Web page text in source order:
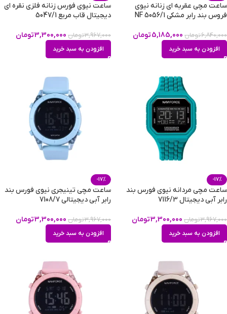
ساعت مچی عقربه ای زنانه نیوی
فروس بند رابر مشکی NF 5056/1
6,840,000تومان 5,185,000تومان
افزودن به سبد خرید
ساعت نیوی فورس زنانه فلزی نقره ای
دیجیتال قاب مربع 5047/1
3,967,000تومان 3,300,000تومان
افزودن به سبد خرید
-17%
ساعت مچی مردانه نیوی فورس بند
رابر آبی دیجیتال 7116/3
3,967,000تومان 3,300,000تومان
افزودن به سبد خرید
-17%
ساعت مچی تینیجری نیوی فورس بند
رابر آبی دیجیتالی 7108/7
3,967,000تومان 3,300,000تومان
افزودن به سبد خرید